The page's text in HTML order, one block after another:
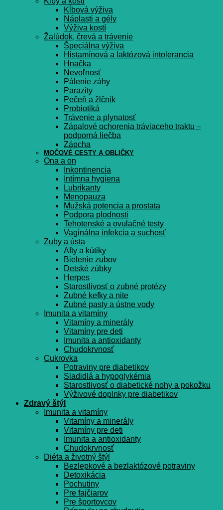
Kĺbová výživa
Náplasti a gély
Výživa kostí
Žalúdok, črevá a trávenie
Špeciálna výživa
Histamínová a laktózová intolerancia
Hnačka
Nevoľnosť
Pálenie záhy
Parazity
Pečeň a žlčník
Probiotiká
Trávenie a plynatosť
Zápalové ochorenia tráviaceho traktu –
podporná liečba
Zápcha
MOČOVÉ CESTY A OBLIČKY
Ona a on
Inkontinencia
Intímna hygiena
Lubrikanty
Menopauza
Mužská potencia a prostata
Podpora plodnosti
Tehotenské a ovulačné testy
Vaginálna infekcia a suchosť
Zuby a ústa
Afty a kútiky
Bielenie zubov
Detské zúbky
Herpes
Starostlivosť o zubné protézy
Zubné kefky a nite
Zubné pasty a ústne vody
Imunita a vitamíny
Vitamíny a minerály
Vitamíny pre deti
Imunita a antioxidanty
Chudokrvnosť
Cukrovka
Potraviny pre diabetikov
Sladidlá a hypoglykémia
Starostlivosť o diabetické nohy a pokožku
Výživové doplnky pre diabetikov
Zdravý štýl
Imunita a vitamíny
Vitamíny a minerály
Vitamíny pre deti
Imunita a antioxidanty
Chudokrvnosť
Diéta a životný štýl
Bezlepkové a bezlaktózové potraviny
Detoxikácia
Pochutiny
Pre fajčiarov
Pre športovcov